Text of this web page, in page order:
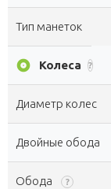
Тип манеток
album Колеса ?
Диаметр колес
Двойные обода
Обода ?